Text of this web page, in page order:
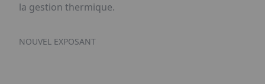
la gestion thermique.
NOUVEL EXPOSANT